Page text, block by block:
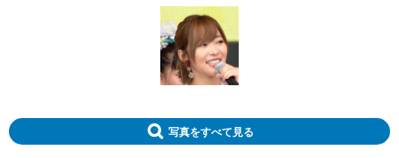
写真をすべて見る